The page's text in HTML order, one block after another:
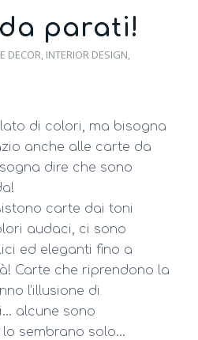
parati!
DECOR, INTERIOR DESIGN,
di colori, ma bisogna
anche alle carte da
dire che sono
carte dai toni
audaci, ci sono
ed eleganti fino a
Carte che riprendono la
l’illusione di
alcune sono
sembrano solo…